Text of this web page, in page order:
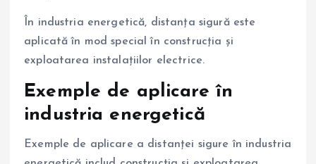
În industria energetică, distanța sigură este
aplicată în mod special în construcția și
exploatarea instalațiilor electrice.
Exemple de aplicare în
industria energetică
Exemple de aplicare a distanței sigure în industria